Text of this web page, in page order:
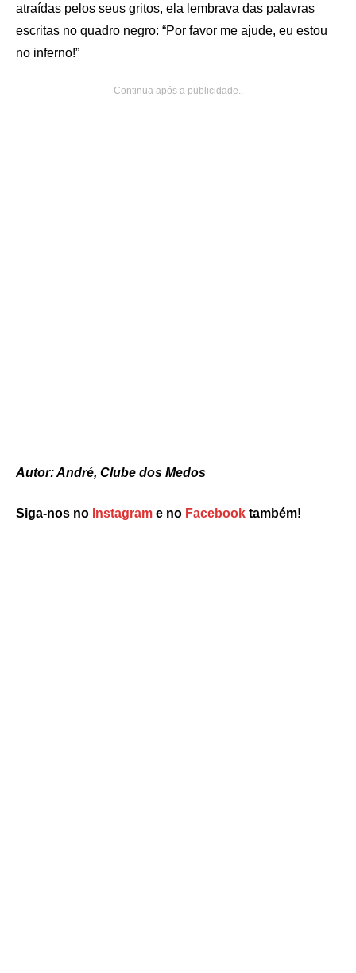
atraídas pelos seus gritos, ela lembrava das palavras
escritas no quadro negro: “Por favor me ajude, eu estou
no inferno!”
Continua após a publicidade..
Autor: André, Clube dos Medos
Siga-nos no Instagram e no Facebook também!